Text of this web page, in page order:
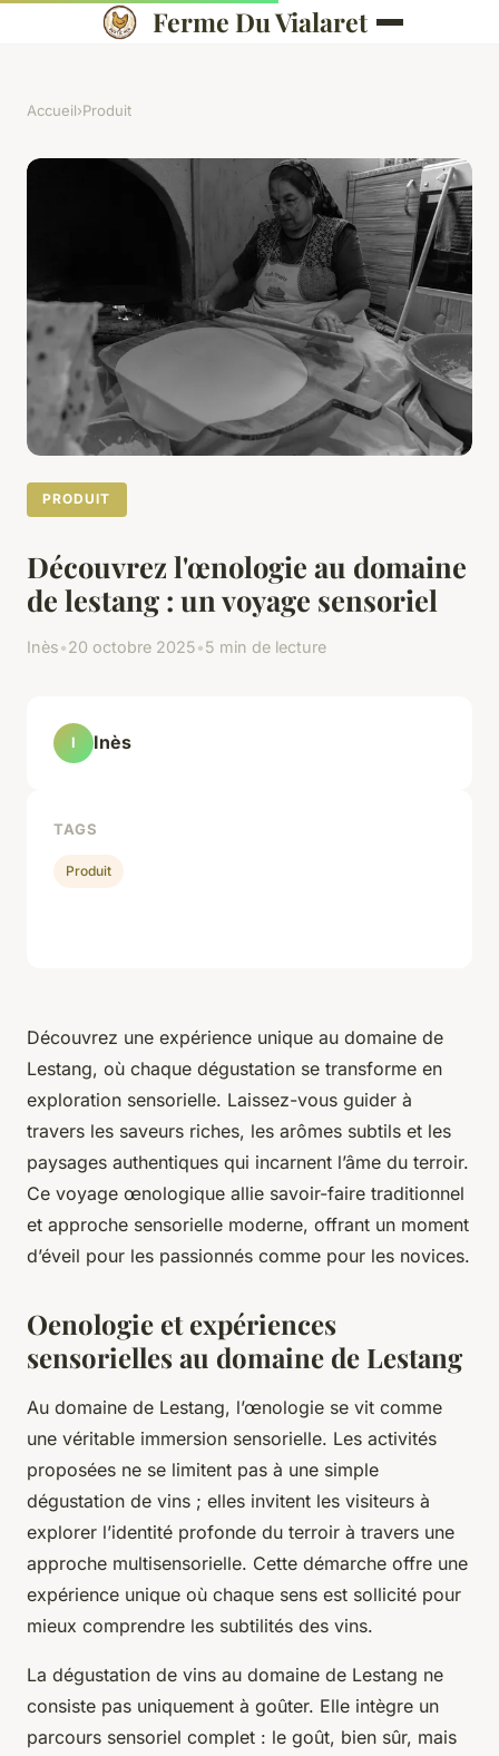
Ferme Du Vialaret
Accueil›Produit
PRODUIT
Découvrez l'œnologie au domaine
de lestang : un voyage sensoriel
Inès•20 octobre 2025•5 min de lecture
Découvrez une expérience unique au domaine de
Lestang, où chaque dégustation se transforme en
exploration sensorielle. Laissez-vous guider à
travers les saveurs riches, les arômes subtils et les
paysages authentiques qui incarnent l’âme du terroir.
Ce voyage œnologique allie savoir-faire traditionnel
et approche sensorielle moderne, offrant un moment
d’éveil pour les passionnés comme pour les novices.
Oenologie et expériences
sensorielles au domaine de Lestang
Au domaine de Lestang, l’œnologie se vit comme
une véritable immersion sensorielle. Les activités
proposées ne se limitent pas à une simple
dégustation de vins ; elles invitent les visiteurs à
explorer l’identité profonde du terroir à travers une
approche multisensorielle. Cette démarche offre une
expérience unique où chaque sens est sollicité pour
mieux comprendre les subtilités des vins.
La dégustation de vins au domaine de Lestang ne
consiste pas uniquement à goûter. Elle intègre un
parcours sensoriel complet : le goût, bien sûr, mais
I Inès
TAGS
Produit